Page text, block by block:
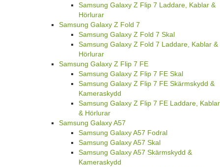
Samsung Galaxy Z Flip 7 Laddare, Kablar &
Hörlurar
Samsung Galaxy Z Fold 7
Samsung Galaxy Z Fold 7 Skal
Samsung Galaxy Z Fold 7 Laddare, Kablar &
Hörlurar
Samsung Galaxy Z Flip 7 FE
Samsung Galaxy Z Flip 7 FE Skal
Samsung Galaxy Z Flip 7 FE Skärmskydd &
Kameraskydd
Samsung Galaxy Z Flip 7 FE Laddare, Kablar
& Hörlurar
Samsung Galaxy A57
Samsung Galaxy A57 Fodral
Samsung Galaxy A57 Skal
Samsung Galaxy A57 Skärmskydd &
Kameraskydd